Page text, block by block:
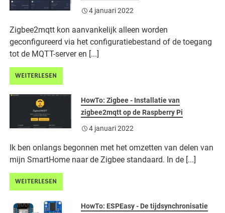
4 januari 2022
Zigbee2mqtt kon aanvankelijk alleen worden
geconfigureerd via het configuratiebestand of de toegang
tot de MQTT-server en [...]
WEITERLESEN
HowTo: Zigbee - Installatie van
zigbee2mqtt op de Raspberry Pi
4 januari 2022
Ik ben onlangs begonnen met het omzetten van delen van
mijn SmartHome naar de Zigbee standaard. In de [...]
WEITERLESEN
HowTo: ESPEasy - De tijdsynchronisatie